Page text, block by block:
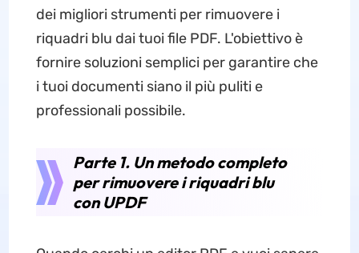
dei migliori strumenti per rimuovere i
riquadri blu dai tuoi file PDF. L'obiettivo è
fornire soluzioni semplici per garantire che
i tuoi documenti siano il più puliti e
professionali possibile.
Parte 1. Un metodo completo
per rimuovere i riquadri blu
con UPDF